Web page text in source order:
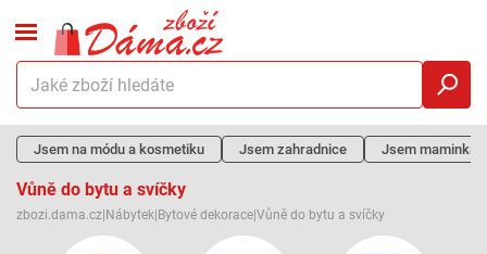
Jsem na módu a kosmetiku Jsem zahradnice Jsem maminka
Vůně do bytu a svíčky
zbozi.dama.cz Nábytek Bytové dekorace Vůně do bytu a svíčky